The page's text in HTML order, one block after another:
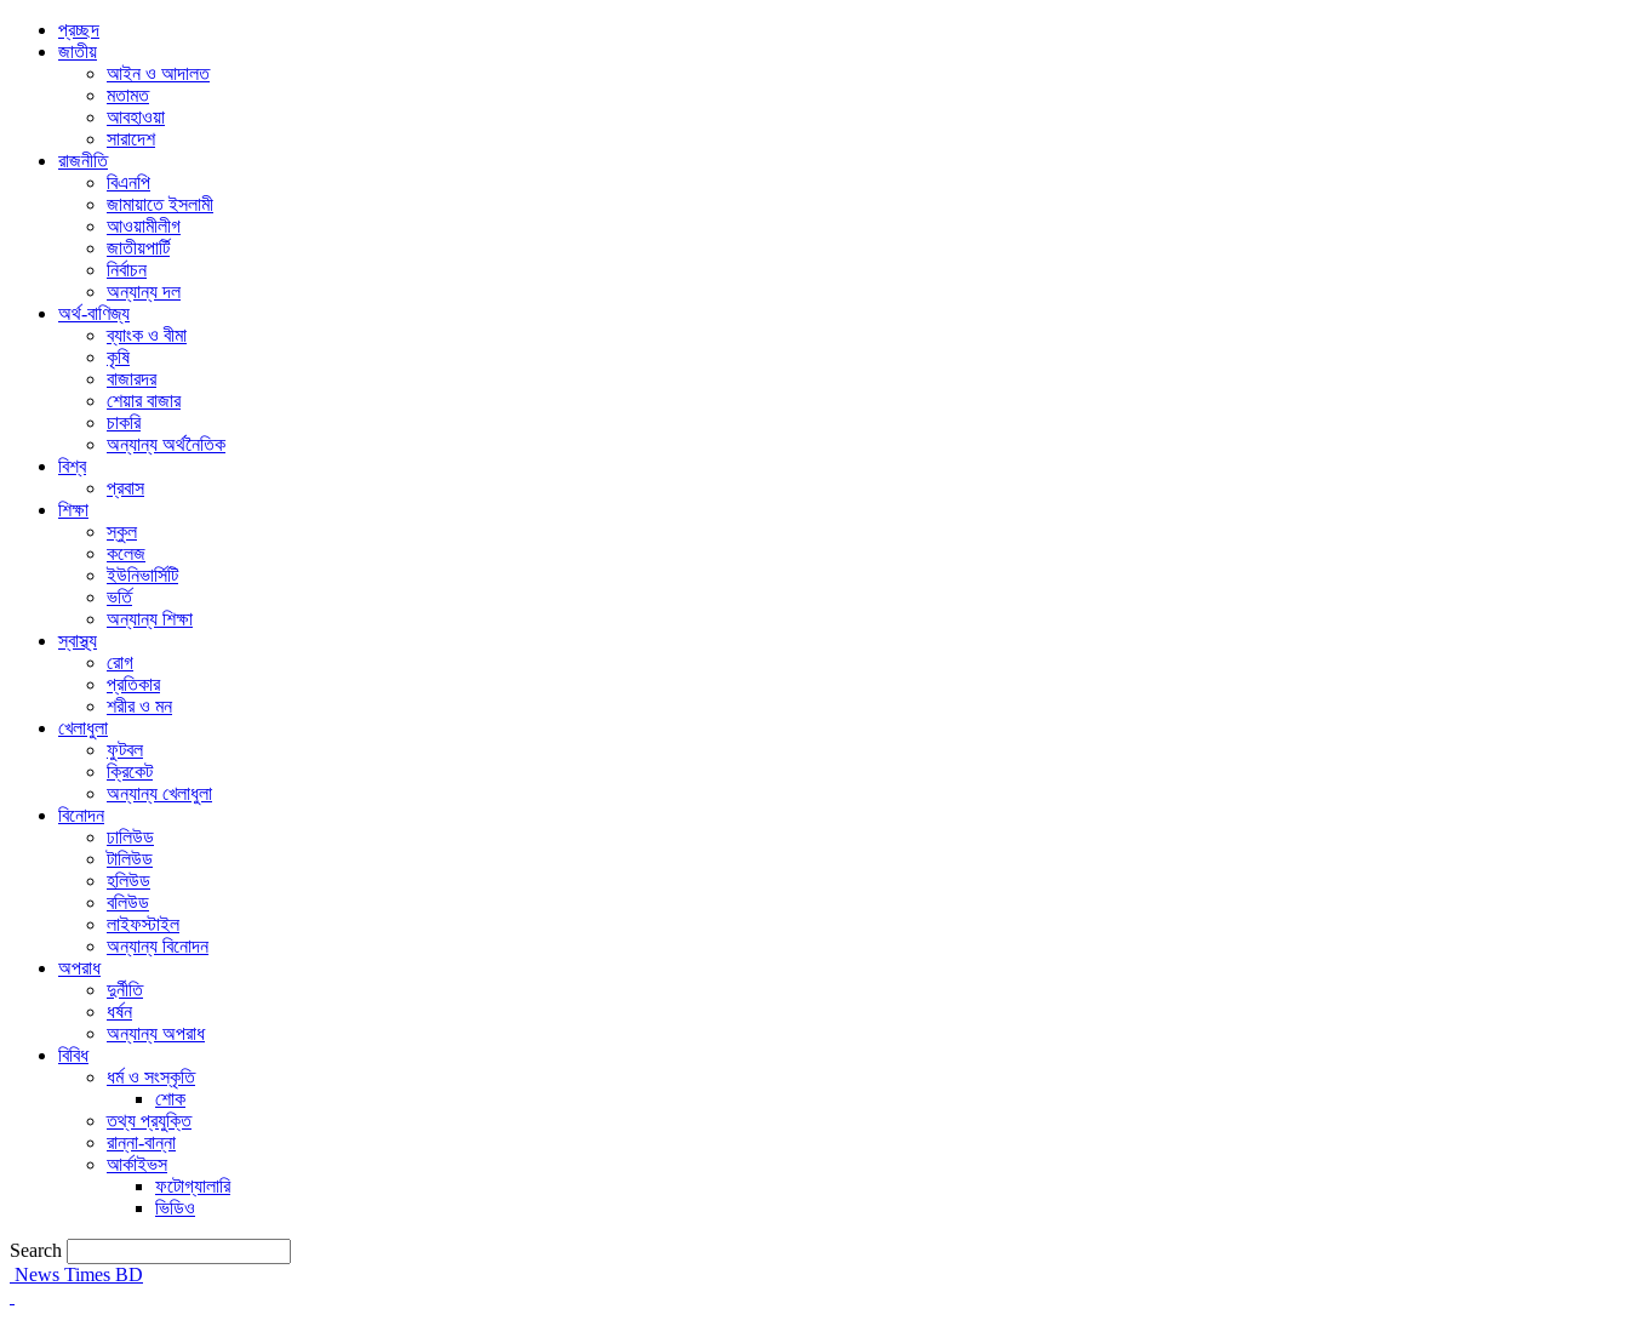
প্রচ্ছদ
জাতীয়
আইন ও আদালত
মতামত
আবহাওয়া
সারাদেশ
রাজনীতি
বিএনপি
জামায়াতে ইসলামী
আওয়ামীলীগ
জাতীয়পার্টি
নির্বাচন
অন্যান্য দল
অর্থ-বাণিজ্য
ব্যাংক ও বীমা
কৃষি
বাজারদর
শেয়ার বাজার
চাকরি
অন্যান্য অর্থনৈতিক
বিশ্ব
প্রবাস
শিক্ষা
স্কুল
কলেজ
ইউনিভার্সিটি
ভর্তি
অন্যান্য শিক্ষা
স্বাস্থ্য
রোগ
প্রতিকার
শরীর ও মন
খেলাধুলা
ফুটবল
ক্রিকেট
অন্যান্য খেলাধুলা
বিনোদন
ঢালিউড
টালিউড
হলিউড
বলিউড
লাইফস্টাইল
অন্যান্য বিনোদন
অপরাধ
দুর্নীতি
ধর্ষন
অন্যান্য অপরাধ
বিবিধ
ধর্ম ও সংস্কৃতি
শোক
তথ্য প্রযুক্তি
রান্না-বান্না
আর্কাইভস
ফটোগ্যালারি
ভিডিও
Search
News Times BD